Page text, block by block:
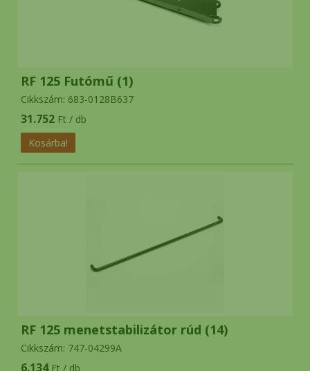
RF 125 Futómű (1)
Cikkszám: 683-0128B637
31.752 Ft / db
RF 125 menetstabilizátor rúd (14)
Cikkszám: 747-04299A
6.134Ft / db